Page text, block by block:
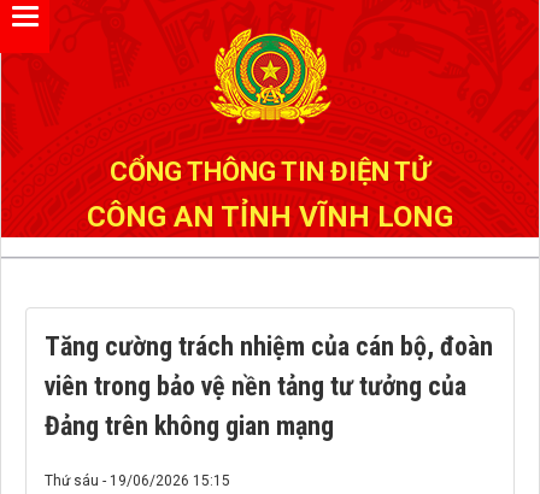
CỔNG THÔNG TIN ĐIỆN TỬ
CÔNG AN TỈNH VĨNH LONG
Tăng cường trách nhiệm của cán bộ, đoàn
viên trong bảo vệ nền tảng tư tưởng của
Đảng trên không gian mạng
Thứ sáu - 19/06/2026 15:15